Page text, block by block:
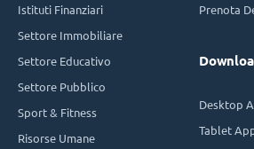
Istituti Finanziari
Settore Immobiliare
Settore Educativo
Settore Pubblico
Sport & Fitness
Risorse Umane
Prenota
Desktop
Tablet